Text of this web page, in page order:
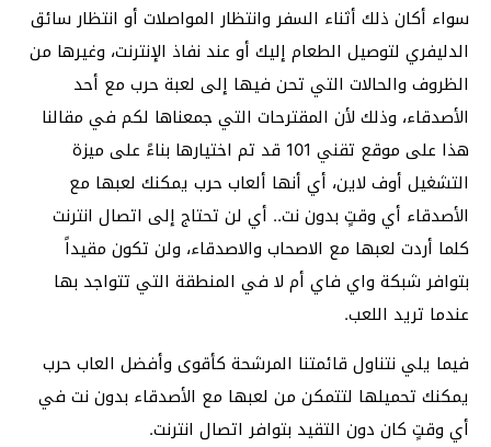
سواء أكان ذلك أثناء السفر وانتظار المواصلات أو انتظار سائق
الدليفري لتوصيل الطعام إليك أو عند نفاذ الإنترنت، وغيرها من
الظروف والحالات التي تحن فيها إلى لعبة حرب مع أحد
الأصدقاء، وذلك لأن المقترحات التي جمعناها لكم في مقالنا
هذا على موقع تقني 101 قد تم اختيارها بناءً على ميزة
التشغيل أوف لاين، أي أنها ألعاب حرب يمكنك لعبها مع
الأصدقاء أي وقتٍ بدون نت.. أي لن تحتاج إلى اتصال انترنت
كلما أردت لعبها مع الاصحاب والاصدقاء، ولن تكون مقيداً
بتوافر شبكة واي فاي أم لا في المنطقة التي تتواجد بها
عندما تريد اللعب.
فيما يلي نتناول قائمتنا المرشحة كأقوى وأفضل العاب حرب
يمكنك تحميلها لتتمكن من لعبها مع الأصدقاء بدون نت في
أي وقتٍ كان دون التقيد بتوافر اتصال انترنت.